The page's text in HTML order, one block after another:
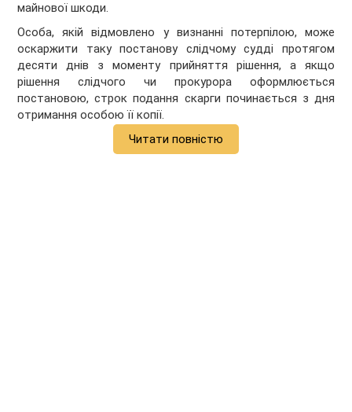
майнової шкоди.
Особа, якій відмовлено у визнанні потерпілою, може
оскаржити таку постанову слідчому судді протягом
десяти днів з моменту прийняття рішення, а якщо
рішення слідчого чи прокурора оформлюється
постановою, строк подання скарги починається з дня
отримання особою її копії.
Читати повністю